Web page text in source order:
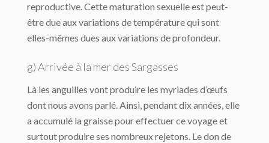
reproductive. Cette maturation sexuelle est peut-
être due aux variations de température qui sont
elles-mêmes dues aux variations de profondeur.
g) Arrivée à la mer des Sargasses
Là les anguilles vont produire les myriades d’œufs
dont nous avons parlé. Ainsi, pendant dix années, elle
a accumulé la graisse pour effectuer ce voyage et
surtout produire ses nombreux rejetons. Le don de